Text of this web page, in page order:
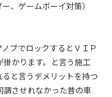
、ゲームボーイ対策）
ブでロックするとＶＩＰ
掛かります。と言う施工
と言うデメリットを持つ
調させれなかった昔の車